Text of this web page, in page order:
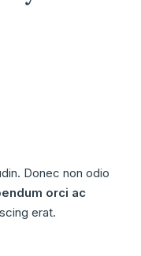
Donec non odio
orci ac
erat.